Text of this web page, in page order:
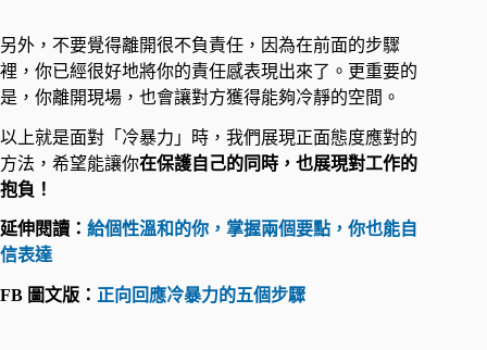
另外，不要覺得離開很不負責任，因為在前面的步驟
裡，你已經很好地將你的責任感表現出來了。更重要的
是，你離開現場，也會讓對方獲得能夠冷靜的空間。
以上就是面對「冷暴力」時，我們展現正面態度應對的
方法，希望能讓你在保護自己的同時，也展現對工作的
抱負！
延伸閱讀： 給個性溫和的你，掌握兩個要點，你也能自
信表達
FB 圖文版： 正向回應冷暴力的五個步驟